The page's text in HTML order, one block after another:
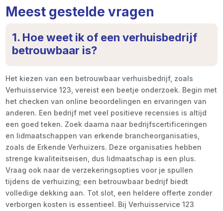
Meest gestelde vragen
1. Hoe weet ik of een verhuisbedrijf
betrouwbaar is?
Het kiezen van een betrouwbaar verhuisbedrijf, zoals
Verhuisservice 123, vereist een beetje onderzoek. Begin met
het checken van online beoordelingen en ervaringen van
anderen. Een bedrijf met veel positieve recensies is altijd
een goed teken. Zoek daarna naar bedrijfscertificeringen
en lidmaatschappen van erkende brancheorganisaties,
zoals de Erkende Verhuizers. Deze organisaties hebben
strenge kwaliteitseisen, dus lidmaatschap is een plus.
Vraag ook naar de verzekeringsopties voor je spullen
tijdens de verhuizing; een betrouwbaar bedrijf biedt
volledige dekking aan. Tot slot, een heldere offerte zonder
verborgen kosten is essentieel. Bij Verhuisservice 123